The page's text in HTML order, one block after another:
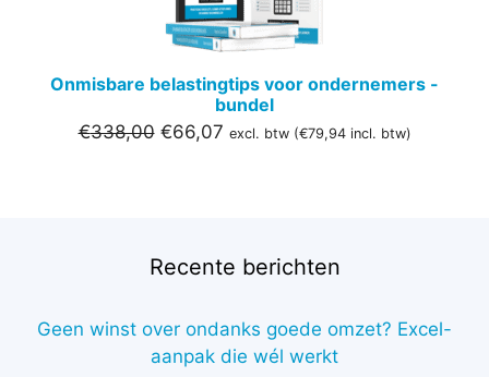
Onmisbare belastingtips voor ondernemers -
bundel
€338,00 Oorspronkelijke
€66,07Huidige
excl. btw (€79,94incl. btw)
Recente berichten
Geen winst over ondanks goede omzet? Excel-
aanpak die wél werkt